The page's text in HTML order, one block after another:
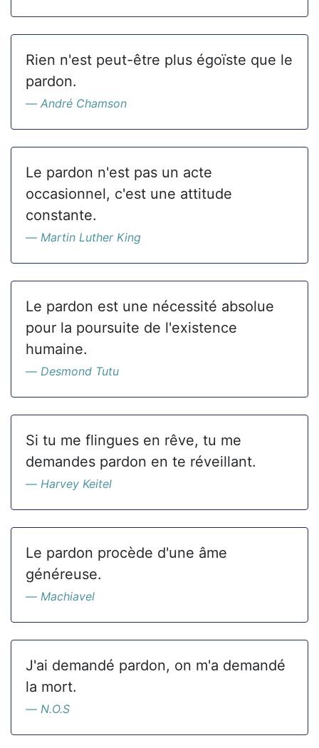
Rien n'est peut-être plus égoïste que le
pardon.
André Chamson
Le pardon n'est pas un acte
occasionnel, c'est une attitude
constante.
Martin Luther King
Le pardon est une nécessité absolue
pour la poursuite de l'existence
humaine.
Desmond Tutu
Si tu me flingues en rêve, tu me
demandes pardon en te réveillant.
Harvey Keitel
Le pardon procède d'une âme
généreuse.
Machiavel
J'ai demandé pardon, on m'a demandé
la mort.
N.O.S